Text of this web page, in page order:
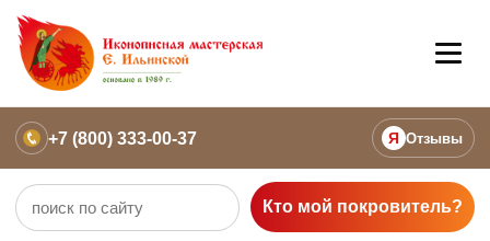
+7 (800) 333-00-37 Я Отзывы
Кто мой покровитель?